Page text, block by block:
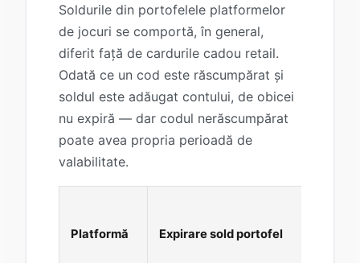
Soldurile din portofelele platformelor
de jocuri se comportă, în general,
diferit față de cardurile cadou retail.
Odată ce un cod este răscumpărat și
soldul este adăugat contului, de obicei
nu expiră — dar codul nerăscumpărat
poate avea propria perioadă de
valabilitate.
Platformă Expirare sold portofel